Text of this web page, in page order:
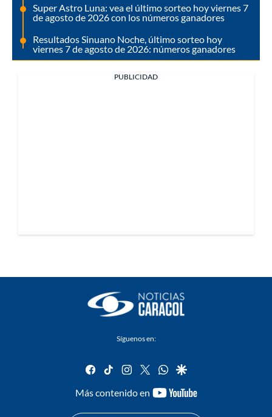
Super Astro Luna: vea el último sorteo hoy viernes 7
de agosto de 2026 con los números ganadores
Resultados Sinuano Noche, último sorteo hoy
viernes 7 de agosto de 2026: números ganadores
PUBLICIDAD
Síguenos en:
facebook
tiktok instagram
twitterwhatsapp
google
Más contenido en
youtube-